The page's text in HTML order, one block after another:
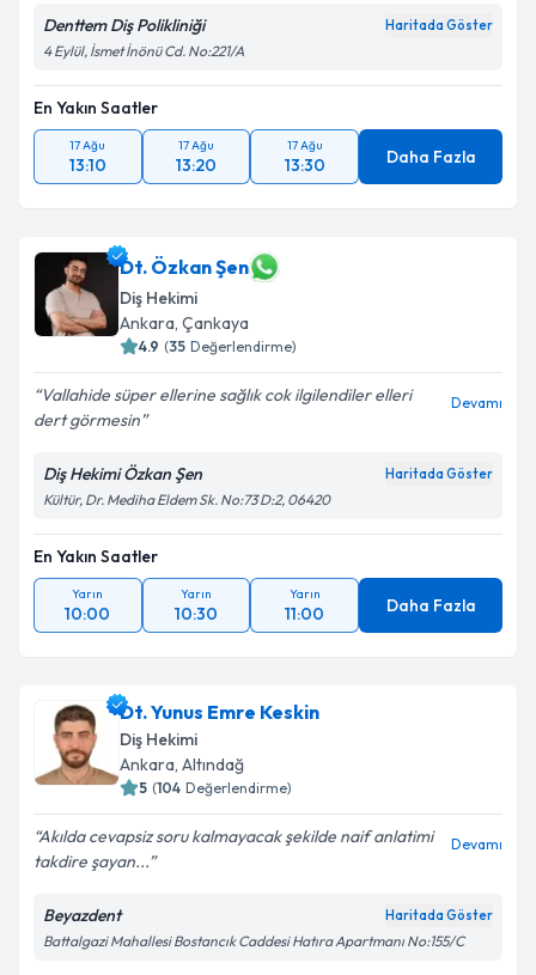
Denttem Diş Polikliniği Haritada Göster
4 Eylül, İsmet İnönü Cd. No:221/A
En Yakın Saatler
17 Ağu
13:10
17 Ağu
13:20
17 Ağu
13:30 Daha Fazla
Dt. Özkan Şen
Diş Hekimi
Ankara, Çankaya
4.9 (35 Değerlendirme)
Vallahide süper ellerine sağlık cok ilgilendiler elleri
dert görmesin
Devamı
Diş Hekimi Özkan Şen Haritada Göster
Kültür, Dr. Mediha Eldem Sk. No:73 D:2, 06420
En Yakın Saatler
Yarın
10:00
Yarın
10:30
Yarın
11:00 Daha Fazla
Dt. Yunus Emre Keskin
Diş Hekimi
Ankara, Altındağ
5 (104 Değerlendirme)
Akılda cevapsiz soru kalmayacak şekilde naif anlatimi
takdire şayan...
Devamı
Beyazdent Haritada Göster
Battalgazi Mahallesi Bostancık Caddesi Hatıra Apartmanı No:155/C